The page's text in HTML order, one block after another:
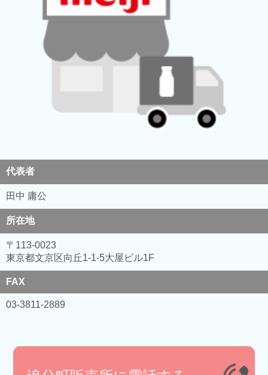
代表者
田中 庸公
所在地
〒113-0023
東京都文京区向丘1-1-5大屋ビル1F
FAX
03-3811-2889